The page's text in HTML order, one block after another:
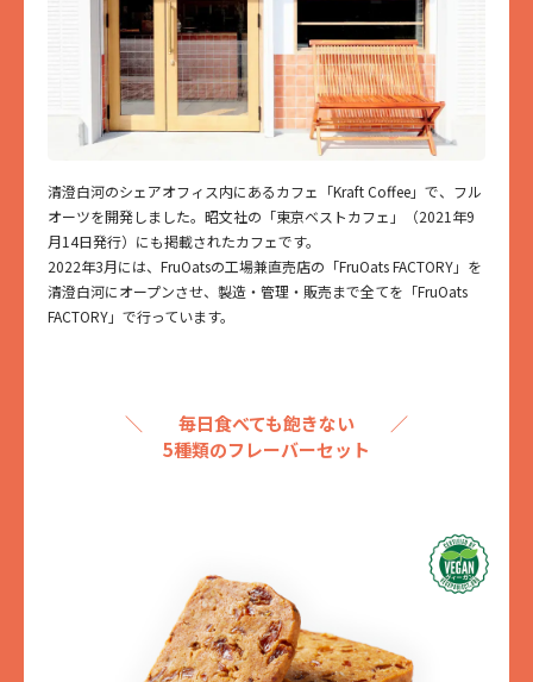
清澄白河のシェアオフィス内にあるカフェ「Kraft Coffee」で、フル
オーツを開発しました。昭文社の「東京ベストカフェ」（2021年9
月14日発行）にも掲載されたカフェです。
2022年3月には、FruOatsの工場兼直売店の「FruOats FACTORY」を
清澄白河にオープンさせ、製造・管理・販売まで全てを「FruOats
FACTORY」で行っています。
＼ 毎日食べても飽きない ／
5種類のフレーバーセット